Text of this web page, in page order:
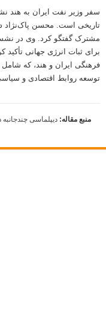
سفر وزیر نفت ایران به هند
تاریخی است. محسن پاک‌نژاد
مشترک گفتگو کرد. وی در
برای ثبات انرژی جهانی
فرهنگی ایران و هند، که
توسعه روابط اقتصادی و
منبع مقاله:دیپلماسی